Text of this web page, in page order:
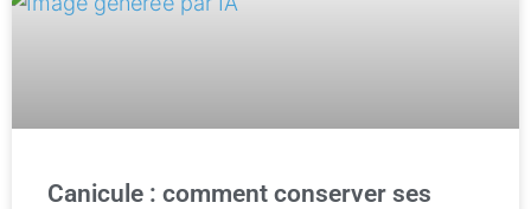
Canicule : comment conserver ses